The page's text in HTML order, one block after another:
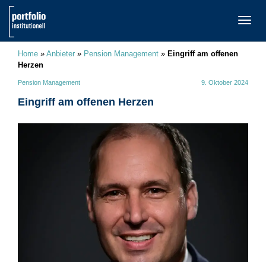
Home » Anbieter » Pension Management » Eingriff am offenen
Herzen
Pension Management 9. Oktober 2024
Eingriff am offenen Herzen